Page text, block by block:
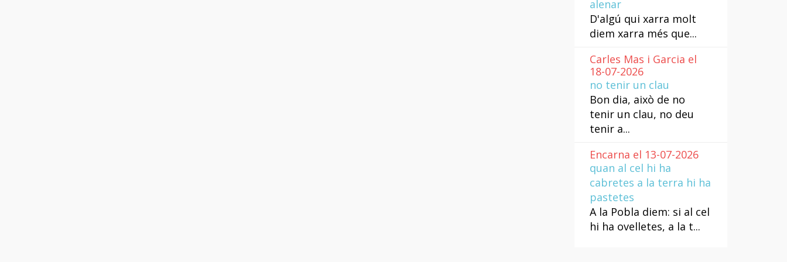
alenar
D'algú qui xarra molt
diem xarra més que...
Carles Mas i Garcia el
18-07-2026
no tenir un clau
Bon dia, això de no
tenir un clau, no deu
tenir a...
Encarna el 13-07-2026
quan al cel hi ha
cabretes a la terra hi ha
pastetes
A la Pobla diem: si al cel
hi ha ovelletes, a la t...